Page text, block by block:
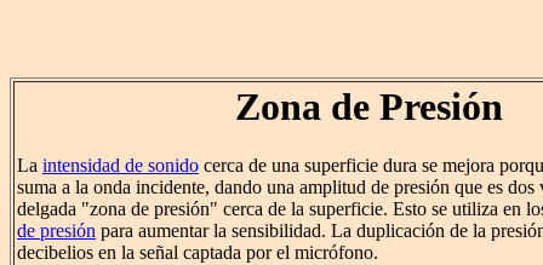
Zona de Presión
La intensidad de sonido cerca de una superficie dura se mejora
suma a la onda incidente, dando una amplitud de presión que es dos
delgada "zona de presión" cerca de la superficie. Esto se utiliza en
de presión para aumentar la sensibilidad. La duplicación de la
decibelios en la señal captada por el micrófono.